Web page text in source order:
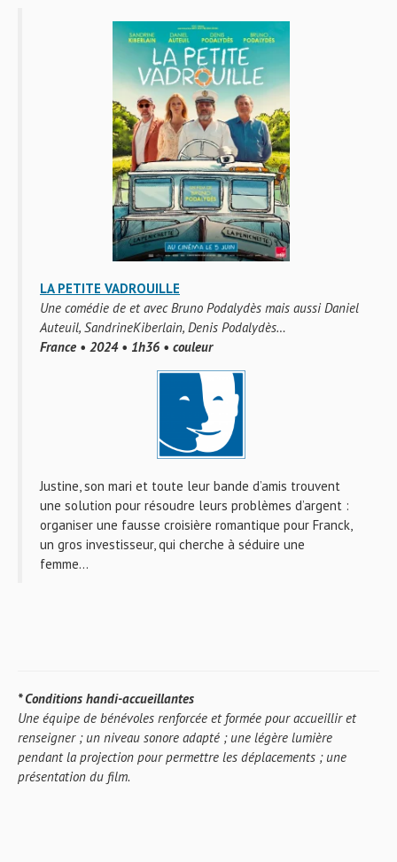
LA PETITE VADROUILLE
Une comédie de et avec Bruno Podalydès mais aussi Daniel
Auteuil, SandrineKiberlain, Denis Podalydès…
France • 2024 • 1h36 • couleur
Justine, son mari et toute leur bande d’amis trouvent
une solution pour résoudre leurs problèmes d’argent :
organiser une fausse croisière romantique pour Franck,
un gros investisseur, qui cherche à séduire une
femme…
* Conditions handi-accueillantes
Une équipe de bénévoles renforcée et formée pour accueillir et
renseigner ; un niveau sonore adapté ; une légère lumière
pendant la projection pour permettre les déplacements ; une
présentation du film.